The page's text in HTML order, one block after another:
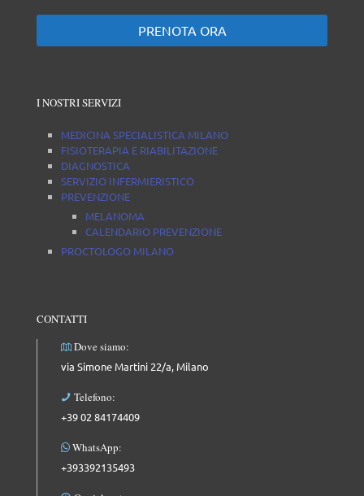
PRENOTA ORA
I NOSTRI SERVIZI
MEDICINA SPECIALISTICA MILANO
FISIOTERAPIA E RIABILITAZIONE
DIAGNOSTICA
SERVIZIO INFERMIERISTICO
PREVENZIONE
MELANOMA
CALENDARIO PREVENZIONE
PROCTOLOGO MILANO
CONTATTI
Dove siamo:
via Simone Martini 22/a, Milano
Telefono:
+39 02 84174409
WhatsApp:
+393392135493